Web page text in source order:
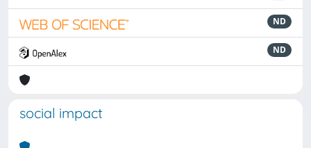
ND
ND
social impact